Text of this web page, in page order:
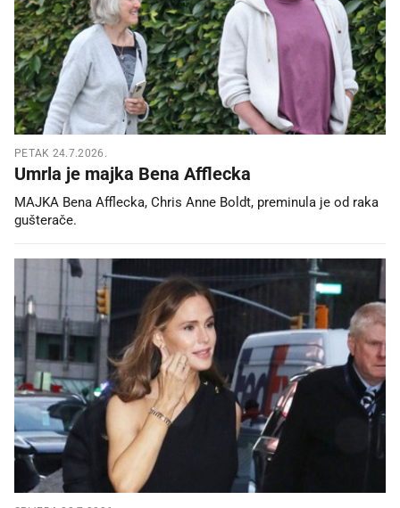
PETAK 24.7.2026.
Umrla je majka Bena Afflecka
MAJKA Bena Afflecka, Chris Anne Boldt, preminula je od raka
gušterače.